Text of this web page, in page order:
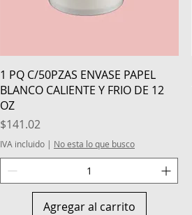
Vista rápida
1 PQ C/50PZAS ENVASE PAPEL
BLANCO CALIENTE Y FRIO DE 12
OZ
Precio
$141.02
IVA incluido | No esta lo que busco
Agregar al carrito